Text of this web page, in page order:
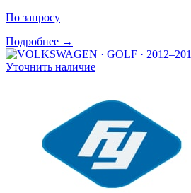
По запросу
Подробнее →
Уточнить наличие